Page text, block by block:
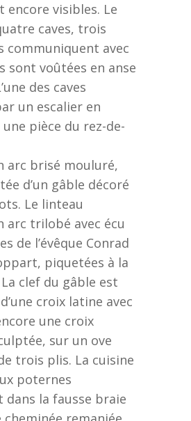
encore visibles. Le
caves, trois
communiquent avec
sont voûtées en anse
des caves
un escalier en
pièce du rez-de-
arc brisé mouluré,
d’un gâble décoré
Le linteau
arc trilobé avec écu
de l’évêque Conrad
piquetées à la
clef du gâble est
croix latine avec
une croix
sur un ove
trois plis. La cuisine
poternes
dans la fausse braie